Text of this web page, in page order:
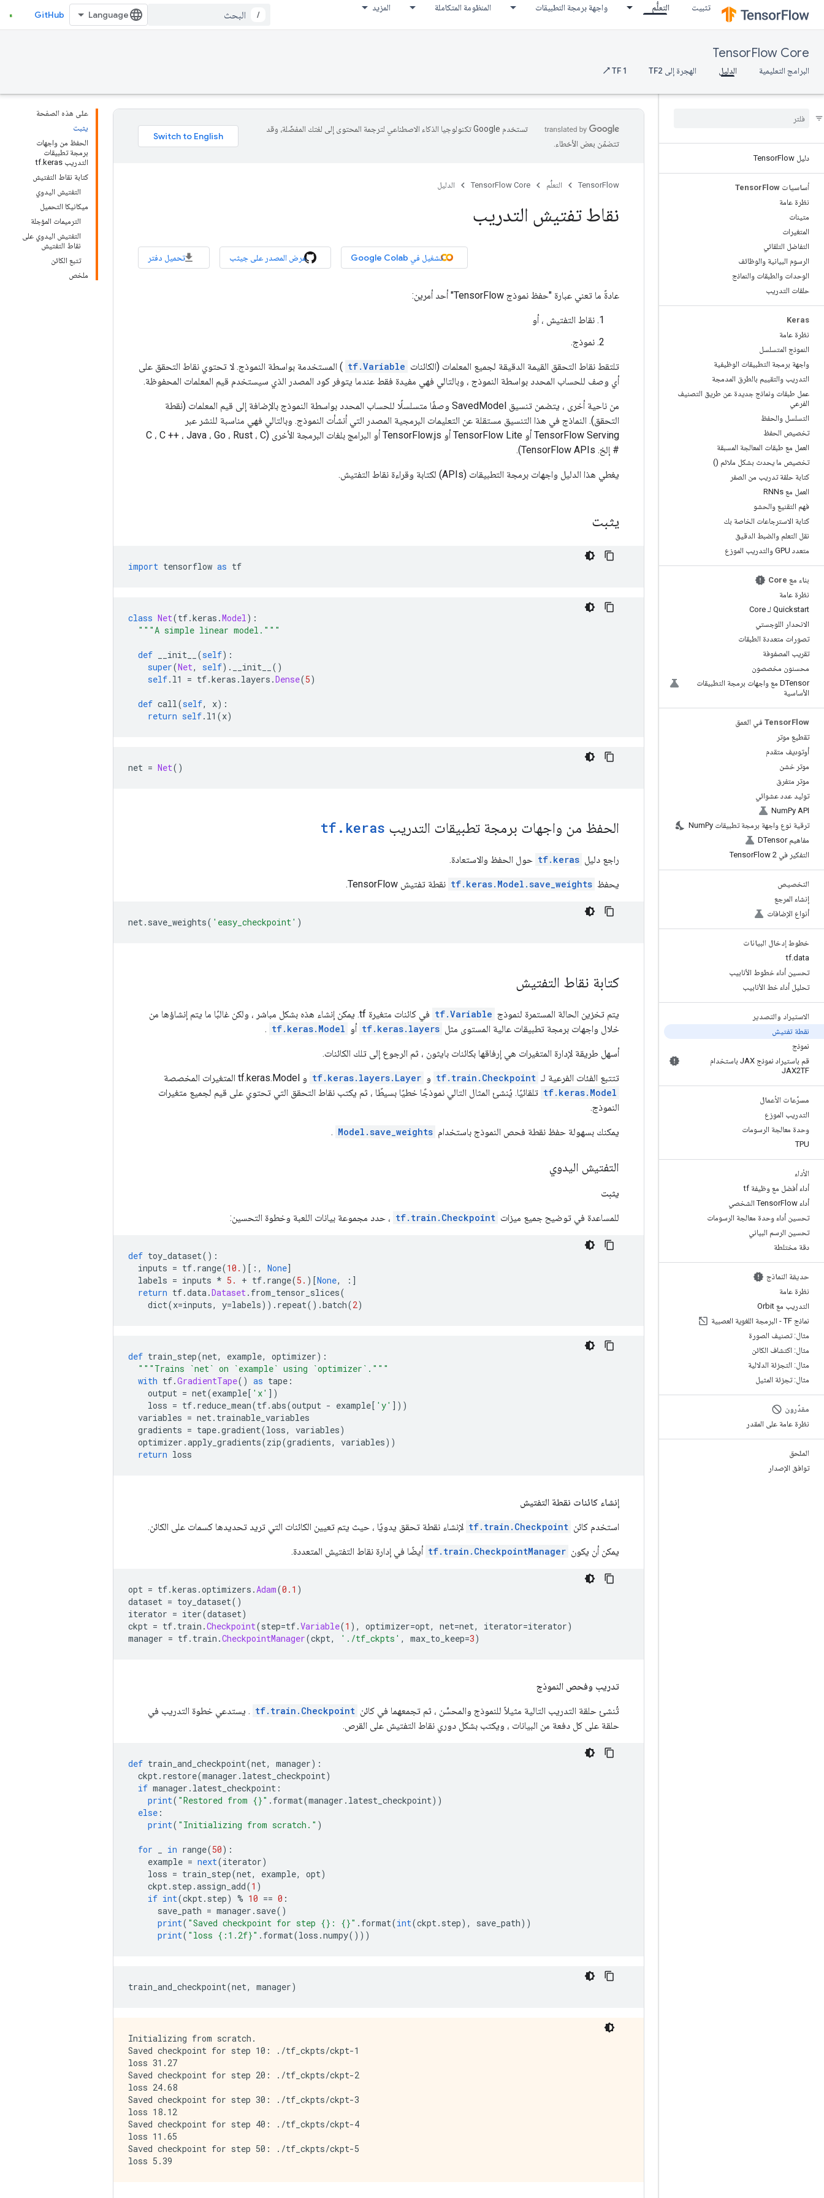
تثبيت التعلُّم واجهة برمجة التطبيقات المنظومة المتكاملة المزيد
/
GitHub
TensorFlow Core
البرامج التعليمية الدليل الهجرة إلى TF2 TF 1 ↗
دليل Tensor Flow
أساسيات Tensor Flow
نظرة عامة
متينات
المتغيرات
التفاضل التلقائي
الرسوم البيانية والوظائف
الوحدات والطبقات والنماذج
حلقات التدريب
Keras
نظرة عامة
النموذج المتسلسل
واجهة برمجة التطبيقات الوظيفية
التدريب والتقييم بالطرق المدمجة
عمل طبقات ونماذج جديدة عن طريق التصنيف
الفرعي
التسلسل والحفظ
تخصيص الحفظ
العمل مع طبقات المعالجة المسبقة
تخصيص ما يحدث بشكل ملائم ()
كتابة حلقة تدريب من الصفر
العمل مع RNNs
فهم التقنيع والحشو
كتابة الاسترجاعات الخاصة بك
نقل التعلم والضبط الدقيق
متعدد GPU والتدريب الموزع
بناء مع Core
نظرة عامة
Quickstart لـ Core
الانحدار اللوجستي
تصورات متعددة الطبقات
تقريب المصفوفة
محسنون مخصصون
DTensor مع واجهات برمجة التطبيقات
الأساسية
TensorFlow في العمق
تقطيع موتر
أوتوديف متقدم
موتر خشن
موتر متفرق
توليد عدد عشوائي
NumPy API
ترقية نوع واجهة برمجة تطبيقات Num Py
مفاهيم DTensor
التفكير في Tensor Flow 2
التخصيص
إنشاء المرجع
أنواع الإضافات
خطوط إدخال البيانات
tf.data
تحسين أداء خطوط الأنابيب
تحليل أداء خط الأنابيب
الاستيراد والتصدير
نقطة تفتيش
نموذج
قم باستيراد نموذج JAX باستخدام
JAX2TF
مسرّعات الأعمال
التدريب الموزع
وحدة معالجة الرسومات
TPU
الأداء
أداء أفضل مع وظيفة tf
أداء Tensor Flow الشخصي
تحسين أداء وحدة معالجة الرسومات
تحسين الرسم البياني
دقة مختلطة
حديقة النماذج
نظرة عامة
التدريب مع Orbit
نماذج TF - البرمجة اللغوية العصبية
مثال: تصنيف الصورة
مثال: اكتشاف الكائن
مثال: التجزئة الدلالية
مثال: تجزئة المثيل
مقدّرون
نظرة عامة على المقدر
الملحق
توافق الإصدار
على هذه الصفحة
يثبت
الحفظ من واجهات
برمجة تطبيقات
التدريب tf.keras
كتابة نقاط التفتيش
التفتيش اليدوي
ميكانيكا التحميل
الترميمات المؤجلة
التفتيش اليدوي على
نقاط التفتيش
تتبع الكائن
ملخص
تستخدم Google تكنولوجيا الذكاء الاصطناعي لترجمة المحتوى إلى لغتك المفضّلة، وقد
تتضمّن بعض الأخطاء.
TensorFlow التعلُّم TensorFlow Core الدليل
نقاط تفتيش التدريب
تشغيل في Google Colab عرض المصدر على جيثب تحميل دفتر
عادةً ما تعني عبارة "حفظ نموذج TensorFlow" أحد أمرين:
نقاط التفتيش ، أو
نموذج.
تلتقط نقاط التحقق القيمة الدقيقة لجميع المعلمات (الكائنات tf.Variable ) المستخدمة بواسطة النموذج. لا تحتوي نقاط التحقق على
أي وصف للحساب المحدد بواسطة النموذج ، وبالتالي فهي مفيدة فقط عندما يتوفر كود المصدر الذي سيستخدم قيم المعلمات المحفوظة.
من ناحية أخرى ، يتضمن تنسيق SavedModel وصفًا متسلسلًا للحساب المحدد بواسطة النموذج بالإضافة إلى قيم المعلمات (نقطة
التحقق). النماذج في هذا التنسيق مستقلة عن التعليمات البرمجية المصدر التي أنشأت النموذج. وبالتالي فهي مناسبة للنشر عبر
TensorFlow Serving أو TensorFlow Lite أو TensorFlow.js أو البرامج بلغات البرمجة الأخرى (C ، C ++ ، Java ، Go ، Rust ، C
# إلخ. TensorFlow APIs).
يغطي هذا الدليل واجهات برمجة التطبيقات (APIs) لكتابة وقراءة نقاط التفتيش.
يثبت
import tensorflow as tf
class Net(tf.keras .Model):
"""A simple linear model."""
def __init__ (self):
super(Net, self). __init__
()
self. l1 = tf.keras . layers .Dense(5)
def call(self, x):
return self. l1 (x)
net = Net()
الحفظ من واجهات برمجة تطبيقات التدريب tf . keras
راجع دليل tf.keras حول الحفظ والاستعادة.
يحفظ tf.keras.Model.save_weights نقطة تفتيش TensorFlow.
net. save_weights( 'easy_checkpoint' )
كتابة نقاط التفتيش
يتم تخزين الحالة المستمرة لنموذج tf.Variable
في كائنات متغيرة tf. يمكن إنشاء هذه بشكل مباشر ، ولكن غالبًا ما يتم إنشاؤها من
خلال واجهات برمجة تطبيقات عالية المستوى مثل tf.keras.layers أو tf.keras.Model
.
أسهل طريقة لإدارة المتغيرات هي إرفاقها بكائنات بايثون ، ثم الرجوع إلى تلك الكائنات.
تتتبع الفئات الفرعية لـ tf.train.Checkpoint و tf.keras.layers.Layer و tf.keras.Model المتغيرات المخصصة
tf.keras.Model تلقائيًا. يُنشئ المثال التالي نموذجًا خطيًا بسيطًا ، ثم يكتب نقاط التحقق التي تحتوي على قيم لجميع متغيرات
النموذج.
يمكنك بسهولة حفظ نقطة فحص النموذج باستخدام Model.save_weights
.
التفتيش اليدوي
يثبت
للمساعدة في توضيح جميع ميزات tf.train.Checkpoint ، حدد مجموعة بيانات اللعبة وخطوة التحسين:
def toy_dataset():
inputs = tf. range(10. )[:, None]
labels = inputs * 5. + tf. range(5. )[None,
:]
return tf.data.Dataset. from_tensor_slices(
dict(x=inputs, y=labels)). repeat().batch(2)
def train_step(net, example, optimizer):
"""Trains `net` on `example` using `optimizer`."""
with tf.GradientTape() as tape :
output = net(example[ 'x' ])
loss = tf. reduce_mean(tf.abs(output - example[ 'y' ]))
variables = net. trainable_variables
gradients = tape.gradient(loss, variables)
optimizer .apply_gradients(zip(gradients, variables))
return loss
إنشاء كائنات نقطة التفتيش
استخدم كائن tf.train.Checkpoint لإنشاء نقطة تحقق يدويًا ، حيث يتم تعيين الكائنات التي تريد تحديدها كسمات على الكائن.
يمكن أن يكون tf.train.CheckpointManager أيضًا في إدارة نقاط التفتيش المتعددة.
opt = tf.keras .optimizers .Adam(0.1 )
dataset = toy_dataset()
iterator = iter(dataset)
ckpt = tf. train .Checkpoint(step=tf.Variable(1 ), optimizer=opt, net=net, iterator=iterator)
manager = tf. train .CheckpointManager(ckpt, './tf_ckpts' , max_to_keep=3)
تدريب وفحص النموذج
تُنشئ حلقة التدريب التالية مثيلاً للنموذج والمحسِّن ، ثم تجمعهما في كائن tf.train.Checkpoint . يستدعي خطوة التدريب في
حلقة على كل دفعة من البيانات ، ويكتب بشكل دوري نقاط التفتيش على القرص.
def train_and_checkpoint(net, manager):
ckpt. restore(manager . latest_checkpoint)
if manager . latest_checkpoint :
print( "Restored from {}" . format(manager . latest_checkpoint))
else :
print( "Initializing from scratch." )
for in range(50):
example = next(iterator)
loss = train_step(net, example, opt)
ckpt. step .assign_add(1 )
if int(ckpt. step) % 10 == 0 :
save_path = manager . save()
print( "Saved checkpoint for step {}: {}" . format(int(ckpt. step), save_path))
print( "loss {:1.2f}" . format(loss .numpy()))
train_and_checkpoint(net, manager)
Initializing from scratch.
Saved checkpoint for step 10: ./tf_ckpts/ckpt-1
loss 31.27
Saved checkpoint for step 20: ./tf_ckpts/ckpt-2
loss 24.68
Saved checkpoint for step 30: ./tf_ckpts/ckpt-3
loss 18.12
Saved checkpoint for step 40: ./tf_ckpts/ckpt-4
loss 11.65
Saved checkpoint for step 50: ./tf_ckpts/ckpt-5